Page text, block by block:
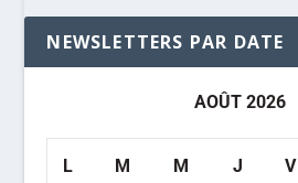
NEWSLETTERS PAR DATE
AOÛT 2026
L M M J V